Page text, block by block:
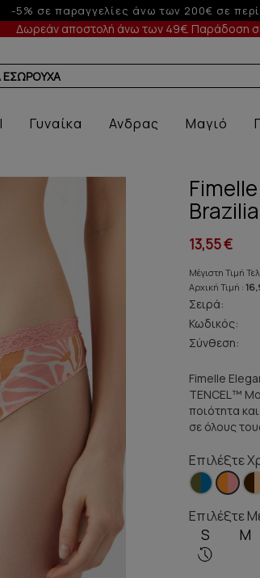
Έως 6 άτοκες δόσεις με πιστωτική
Δωρεάν αποστολή άνω των 49€. Παράδοση
ΕΣΩΡΟΥΧΑ ΜΕ ΠΡΟΣΦΟΡΑ
Γυναίκα Ανδρας Μαγιό
13,55 €
Μέγιστη Τιμή
Αρχική Τιμή :
Σειρά:
Κωδικός:
Σύνθεση:
Fimelle
TENCEL™
ποιότητα
σε όλους
Επιλέξτε
Επιλέξτε
S M